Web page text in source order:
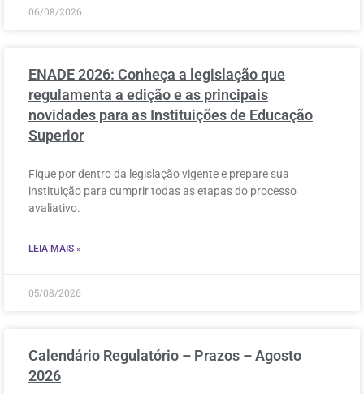
06/08/2026
ENADE 2026: Conheça a legislação que
regulamenta a edição e as principais
novidades para as Instituições de Educação
Superior
Fique por dentro da legislação vigente e prepare sua
instituição para cumprir todas as etapas do processo
avaliativo.
LEIA MAIS »
05/08/2026
Calendário Regulatório – Prazos – Agosto
2026